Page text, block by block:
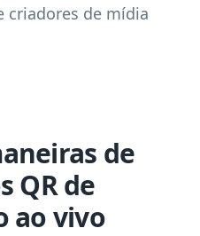
criadores de mídia
de
QR de
ao vivo